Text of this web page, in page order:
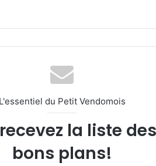
L'essentiel du Petit Vendomois
la liste
bons plans!